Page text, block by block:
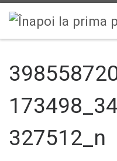
Sari la conținut
327512_n